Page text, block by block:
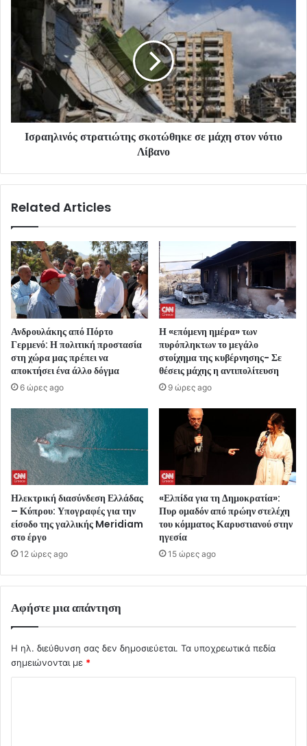
Ισραηλινός στρατιώτης σκοτώθηκε σε μάχη στον νότιο
Λίβανο
Related Articles
Ανδρουλάκης από Πόρτο
Γερμενό: Η πολιτική προστασία
στη χώρα μας πρέπει να
αποκτήσει ένα άλλο δόγμα
6 ώρες ago
Η «επόμενη ημέρα» των
πυρόπληκτων το μεγάλο
στοίχημα της κυβέρνησης- Σε
θέσεις μάχης η αντιπολίτευση
9 ώρες ago
Ηλεκτρική διασύνδεση Ελλάδας
– Κύπρου: Υπογραφές για την
είσοδο της γαλλικής Meridiam
στο έργο
12 ώρες ago
«Ελπίδα για τη Δημοκρατία»:
Πυρ ομαδόν από πρώην στελέχη
του κόμματος Καρυστιανού στην
ηγεσία
15 ώρες ago
Αφήστε μια απάντηση
Η ηλ. διεύθυνση σας δεν δημοσιεύεται. Τα υποχρεωτικά πεδία
σημειώνονται με *